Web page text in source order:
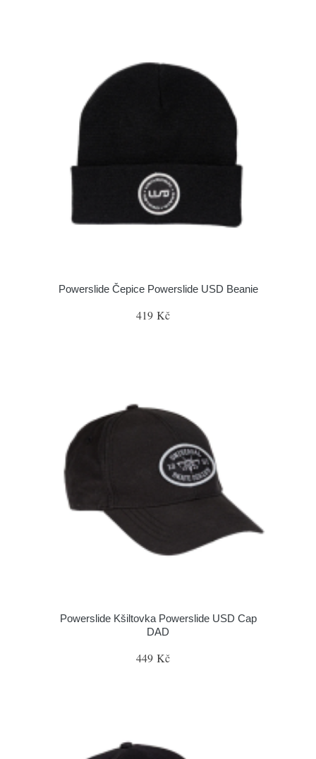
Powerslide Čepice Powerslide USD Beanie
419 Kč
Powerslide Kšiltovka Powerslide USD Cap
DAD
449 Kč